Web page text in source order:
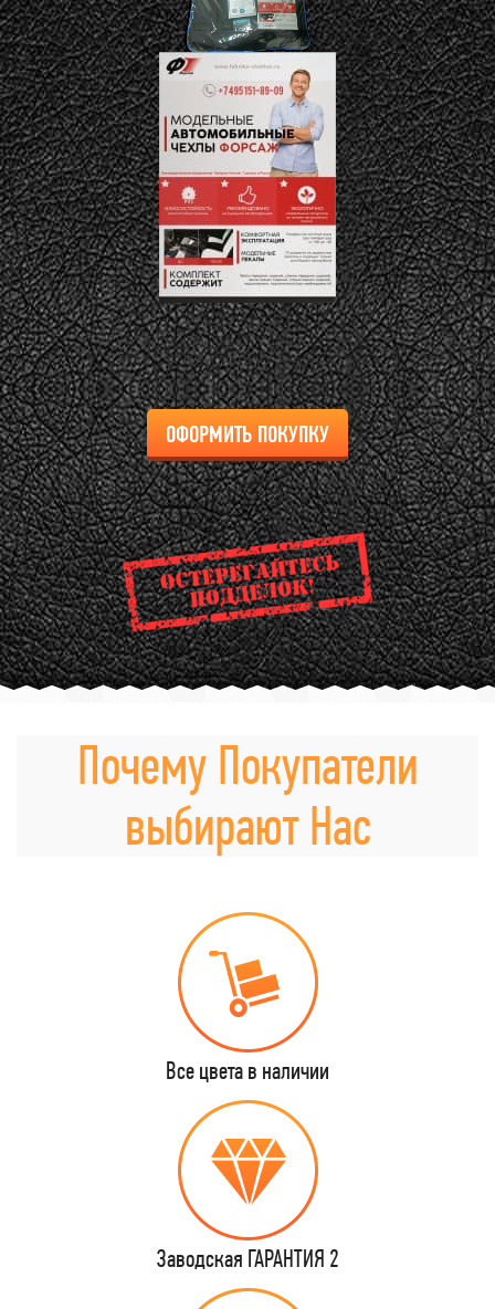
ОФОРМИТЬ ПОКУПКУ
Почему Покупатели
выбирают Нас
Все цвета в наличии
Заводская ГАРАНТИЯ 2